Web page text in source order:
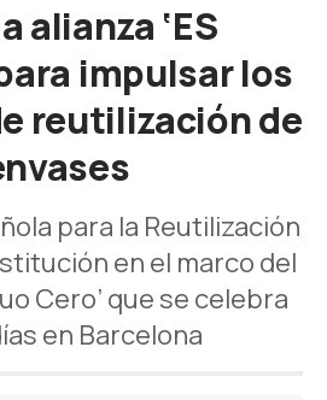
alianza ‘ES
impulsar los
reutilización de
para la Reutilización
en el marco del
Cero’ que se celebra
en Barcelona